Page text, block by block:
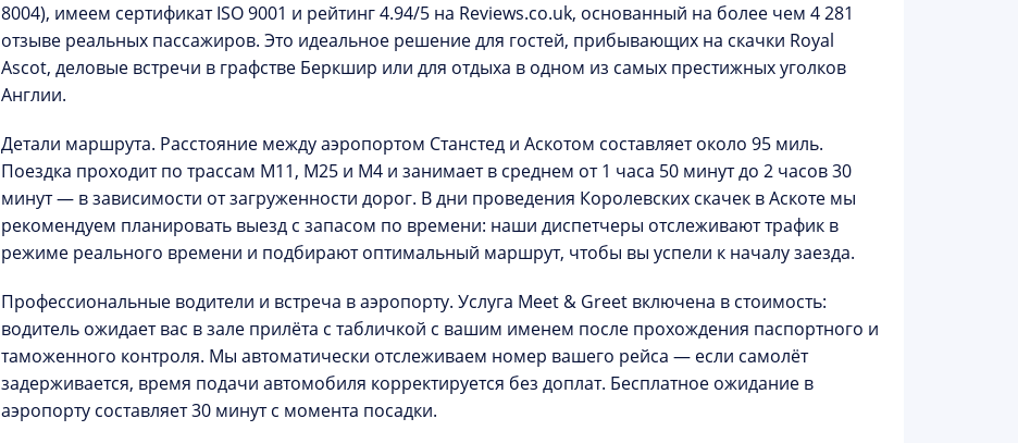
8004), имеем сертификат ISO 9001 и рейтинг4.94/5на Reviews.co.uk, основанный на более чем 4 281
отзыве реальных пассажиров. Это идеальное решение для гостей, прибывающих на скачки Royal
Ascot, деловые встречи в графстве Беркшир или для отдыха в одном из самых престижных уголков
Англии.
Детали маршрута. Расстояние между аэропортом Станстед и Аскотом составляет около 95 миль.
Поездка проходит по трассам M11, M25 и M4 и занимает в среднем от 1 часа 50 минут до 2 часов 30
минут — в зависимости от загруженности дорог. В дни проведения Королевских скачек в Аскотемы
рекомендуем планировать выезд с запасом по времени: наши диспетчеры отслеживают трафик в
режиме реального времени и подбирают оптимальный маршрут, чтобы вы успели к началу заезда.
Профессиональные водители и встреча в аэропорту. Услуга Meet & Greetвключена в стоимость:
водитель ожидает вас в зале прилёта с табличкой с вашим именем после прохождения паспортного и
таможенного контроля. Мы автоматически отслеживаем номер вашего рейса — если самолёт
задерживается, время подачи автомобиля корректируется без доплат. Бесплатное ожидание в
аэропорту составляет30 минутс момента посадки.